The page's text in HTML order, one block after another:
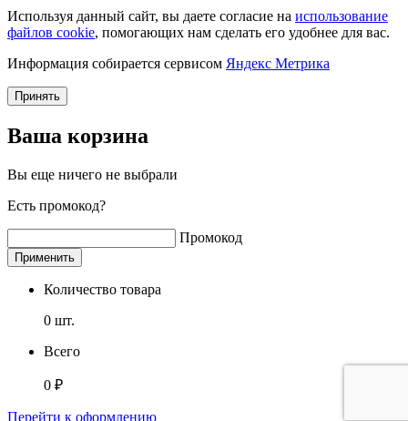
Используя данный сайт, вы даете согласие на использование
файлов cookie, помогающих нам сделать его удобнее для вас.
Информация собирается сервисом Яндекс Метрика
Принять
Ваша корзина
Вы еще ничего не выбрали
Есть промокод?
Промокод
Применить
Количество товара
0 шт.
Всего
0 ₽
Перейти к оформлению